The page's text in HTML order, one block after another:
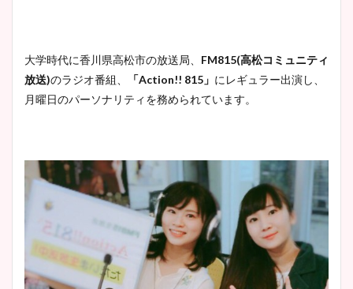
鈴木唯の太ってた時の体重が
ヤバすぎww原因や痩せたダ
豊島実季アナのカップ画像ま
とめ！美脚や水着姿に年齢も
調査！
大学時代に香川県高松市の放送局、 FM815(高松コミュニティ
放送)のラジオ番組、 「Action!! 815 」 にレギュラー出演し、
月曜日のパーソナリティを務められています。